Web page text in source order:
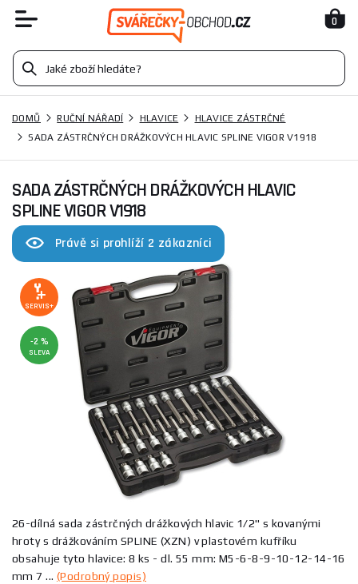
0
DOMŮ RUČNÍ NÁŘADÍ HLAVICE
HLAVICE ZÁSTRČNÉ
SADA ZÁSTRČNÝCH DRÁŽKOVÝCH HLAVIC SPLINE VIGOR V1918
SADA ZÁSTRČNÝCH DRÁŽKOVÝCH HLAVIC
SPLINE VIGOR V1918
Právě si prohlíží 2 zákazníci
SERVIS+
-2 %
SLEVA
26-dílná sada zástrčných drážkových hlavic 1/2" s kovanými
hroty s drážkováním SPLINE (XZN) v plastovém kufříku
obsahuje tyto hlavice: 8 ks - dl. 55 mm: M5-6-8-9-10-12-14-16
mm 7 ... (Podrobný popis)